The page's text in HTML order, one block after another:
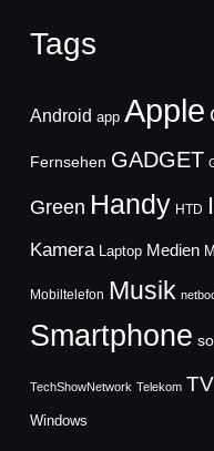
Tags
Android app Apple
Fernsehen GADGET
Green Handy HTD
Kamera Laptop Medien
Mobiltelefon Musik
Smartphone
TechShowNetwork Telekom TV
Windows